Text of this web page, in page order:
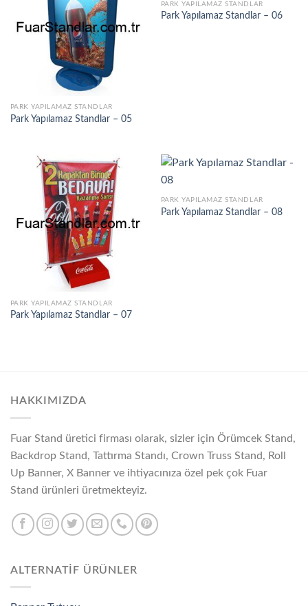
PARK YAPILAMAZ STANDLAR
Park Yapılamaz Standlar – 05
PARK YAPILAMAZ STANDLAR
Park Yapılamaz Standlar – 06
PARK YAPILAMAZ STANDLAR
Park Yapılamaz Standlar – 07
PARK YAPILAMAZ STANDLAR
Park Yapılamaz Standlar – 08
HAKKIMIZDA
Fuar Stand üretici firması olarak, sizler için Örümcek Stand,
Backdrop Stand, Tattırma Standı, Crown Truss Stand, Roll
Up Banner, X Banner ve ihtiyacınıza özel pek çok Fuar
Stand ürünleri üretmekteyiz.
ALTERNATİF ÜRÜNLER